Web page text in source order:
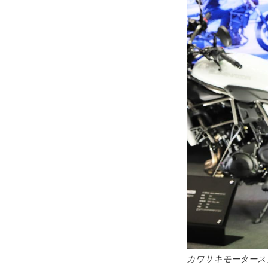
カワサキモーター